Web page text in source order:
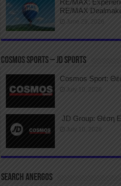
RE/MAX:
RE/MAX
June 29, 2026
COSMOS SPORTS – JD SPORTS
Cosmos Sport:
July 10, 2026
JD Group: Θέση
July 10, 2026
SEARCH ANERGOS